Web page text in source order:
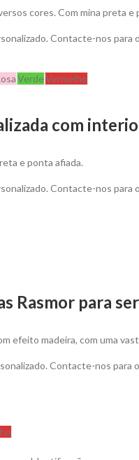
cores. Com mina preta e
Contacte-nos
VerdeVermelho
com
e ponta afiada.
Contacte-nos
Rasmor para
efeito madeira, com uma
Contacte-nos